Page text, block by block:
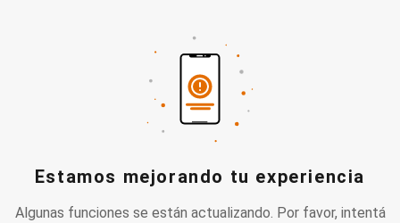
Estamos mejorando tu experiencia
Algunas funciones se están actualizando. Por favor, intentá